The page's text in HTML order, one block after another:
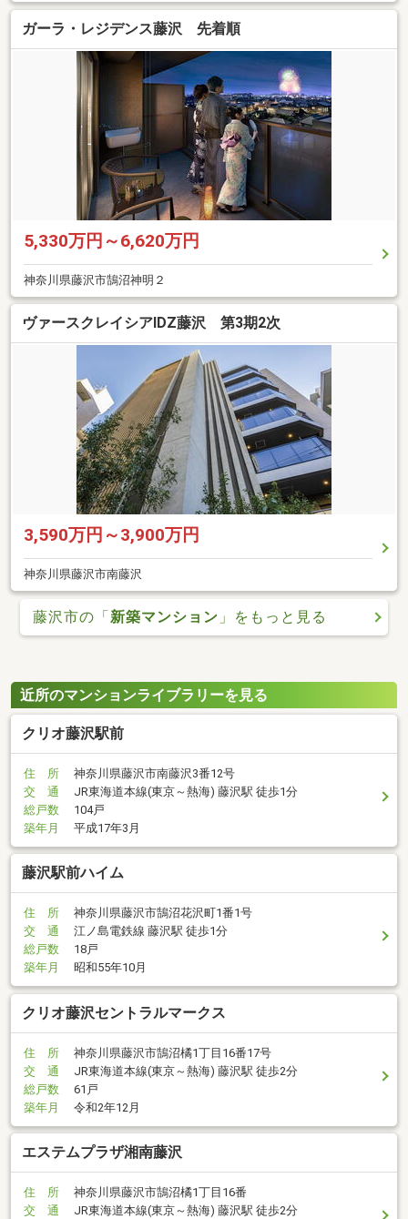
ガーラ・レジデンス藤沢 先着順
5,330万円～6,620万円
神奈川県藤沢市鵠沼神明２
ヴァースクレイシアIDZ藤沢 第3期2次
3,590万円～3,900万円
神奈川県藤沢市南藤沢
藤沢市の「新築マンション 」をもっと見る
近所のマンションライブラリーを見る
クリオ藤沢駅前
住 所
神奈川県藤沢市南藤沢3番12号
交 通
JR東海道本線(東京～熱海) 藤沢駅 徒歩1分
総戸数
104戸
築年月
平成17年3月
藤沢駅前ハイム
住 所
神奈川県藤沢市鵠沼花沢町1番1号
交 通
江ノ島電鉄線 藤沢駅 徒歩1分
総戸数
18戸
築年月
昭和55年10月
クリオ藤沢セントラルマークス
住 所
神奈川県藤沢市鵠沼橘1丁目16番17号
交 通
JR東海道本線(東京～熱海) 藤沢駅 徒歩2分
総戸数
61戸
築年月
令和2年12月
エステムプラザ湘南藤沢
住 所
神奈川県藤沢市鵠沼橘1丁目16番
交 通
JR東海道本線(東京～熱海) 藤沢駅 徒歩2分